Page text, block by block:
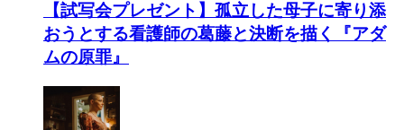
【試写会プレゼント】孤立した母子に寄り添
おうとする看護師の葛藤と決断を描く『アダ
ムの原罪』